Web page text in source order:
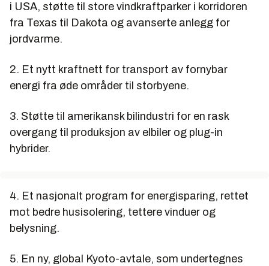
i USA, støtte til store vindkraftparker i korridoren
fra Texas til Dakota og avanserte anlegg for
jordvarme.
2. Et nytt kraftnett for transport av fornybar
energi fra øde områder til storbyene.
3. Støtte til amerikansk bilindustri for en rask
overgang til produksjon av elbiler og plug-in
hybrider.
4. Et nasjonalt program for energisparing, rettet
mot bedre husisolering, tettere vinduer og
belysning.
5. En ny, global Kyoto-avtale, som undertegnes